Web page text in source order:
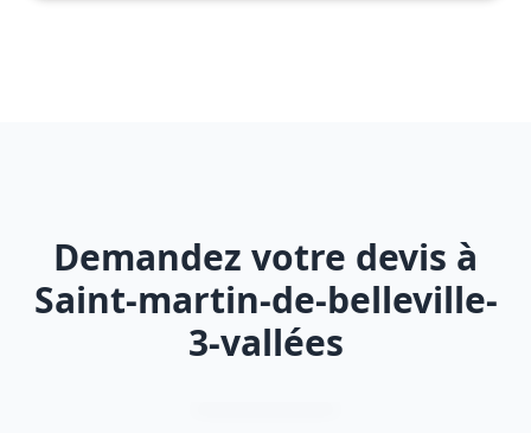
Demandez votre devis à
Saint-martin-de-belleville-
3-vallées